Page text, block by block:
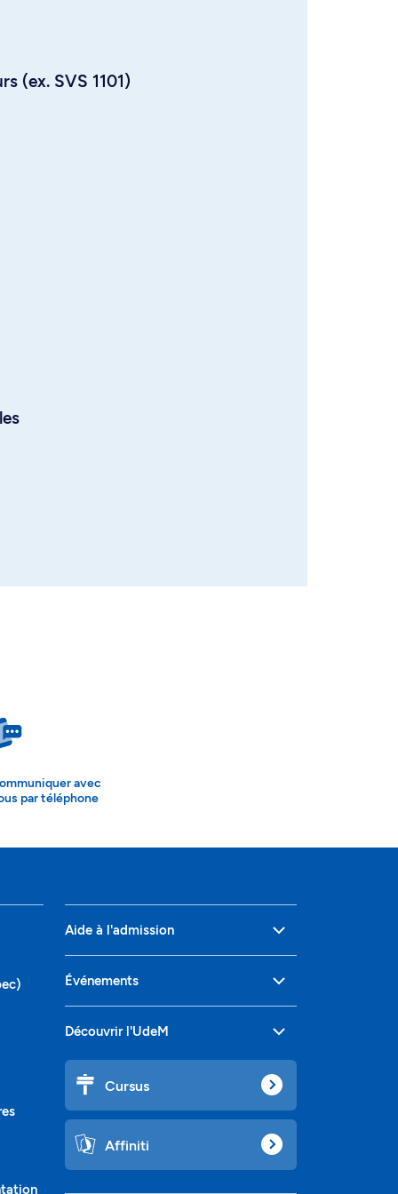
(ex. SVS 1101)
avec
par téléphone
Aide à l'admission
Événements
Découvrir l'UdeM
Cursus
Affiniti